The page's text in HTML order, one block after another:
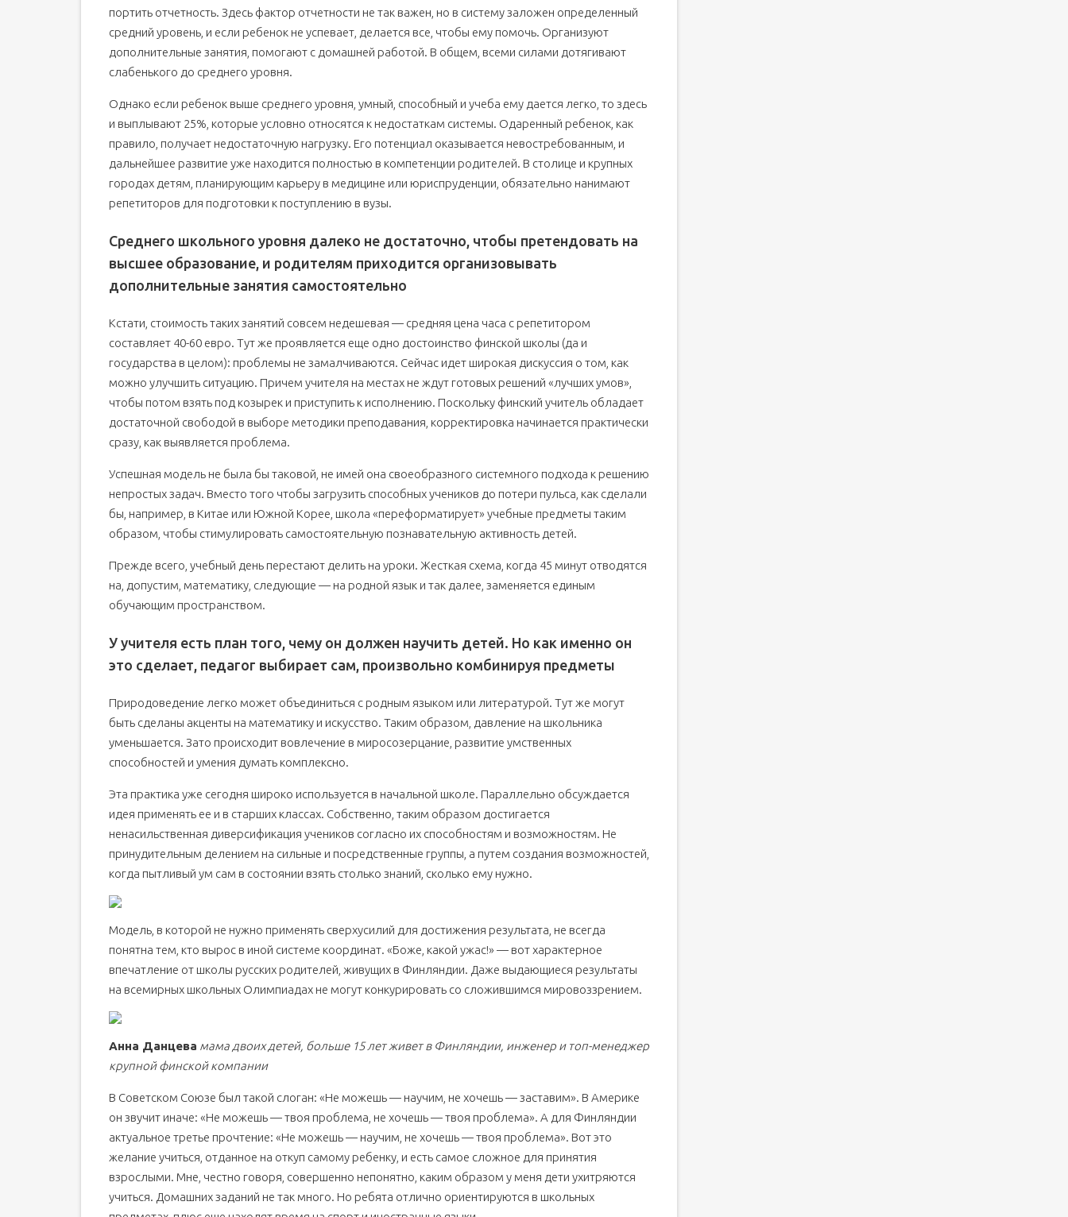
портить отчетность. Здесь фактор отчетности не так важен, но в систему заложен определенный
средний уровень, и если ребенок не успевает, делается все, чтобы ему помочь. Организуют
дополнительные занятия, помогают с домашней работой. В общем, всеми силами дотягивают
слабенького до среднего уровня.
Однако если ребенок выше среднего уровня, умный, способный и учеба ему дается легко, то здесь
и выплывают 25%, которые условно относятся к недостаткам системы. Одаренный ребенок, как
правило, получает недостаточную нагрузку. Его потенциал оказывается невостребованным, и
дальнейшее развитие уже находится полностью в компетенции родителей. В столице и крупных
городах детям, планирующим карьеру в медицине или юриспруденции, обязательно нанимают
репетиторов для подготовки к поступлению в вузы.
Среднего школьного уровня далеко не достаточно, чтобы претендовать на
высшее образование, и родителям приходится организовывать
дополнительные занятия самостоятельно
Кстати, стоимость таких занятий совсем недешевая — средняя цена часа с репетитором
составляет 40-60 евро. Тут же проявляется еще одно достоинство финской школы (да и
государства в целом): проблемы не замалчиваются. Сейчас идет широкая дискуссия о том, как
можно улучшить ситуацию. Причем учителя на местах не ждут готовых решений «лучших умов»,
чтобы потом взять под козырек и приступить к исполнению. Поскольку финский учитель обладает
достаточной свободой в выборе методики преподавания, корректировка начинается практически
сразу, как выявляется проблема.
Успешная модель не была бы таковой, не имей она своеобразного системного подхода к решению
непростых задач. Вместо того чтобы загрузить способных учеников до потери пульса, как сделали
бы, например, в Китае или Южной Корее, школа «переформатирует» учебные предметы таким
образом, чтобы стимулировать самостоятельную познавательную активность детей.
Прежде всего, учебный день перестают делить на уроки. Жесткая схема, когда 45 минут отводятся
на, допустим, математику, следующие — на родной язык и так далее, заменяется единым
обучающим пространством.
У учителя есть план того, чему он должен научить детей. Но как именно он
это сделает, педагог выбирает сам, произвольно комбинируя предметы
Природоведение легко может объединиться с родным языком или литературой. Тут же могут
быть сделаны акценты на математику и искусство. Таким образом, давление на школьника
уменьшается. Зато происходит вовлечение в миросозерцание, развитие умственных
способностей и умения думать комплексно.
Эта практика уже сегодня широко используется в начальной школе. Параллельно обсуждается
идея применять ее и в старших классах. Собственно, таким образом достигается
ненасильственная диверсификация учеников согласно их способностям и возможностям. Не
принудительным делением на сильные и посредственные группы, а путем создания возможностей,
когда пытливый ум сам в состоянии взять столько знаний, сколько ему нужно.
Модель, в которой не нужно применять сверхусилий для достижения результата, не всегда
понятна тем, кто вырос в иной системе координат. «Боже, какой ужас!» — вот характерное
впечатление от школы русских родителей, живущих в Финляндии. Даже выдающиеся результаты
на всемирных школьных Олимпиадах не могут конкурировать со сложившимся мировоззрением.
Анна Данцева мама двоих детей, больше 15 лет живет в Финляндии, инженер и топ-менеджер
крупной финской компании
В Советском Союзе был такой слоган: «Не можешь — научим, не хочешь — заставим». В Америке
он звучит иначе: «Не можешь — твоя проблема, не хочешь — твоя проблема». А для Финляндии
актуальное третье прочтение: «Не можешь — научим, не хочешь — твоя проблема». Вот это
желание учиться, отданное на откуп самому ребенку, и есть самое сложное для принятия
взрослыми. Мне, честно говоря, совершенно непонятно, каким образом у меня дети ухитряются
учиться. Домашних заданий не так много. Но ребята отлично ориентируются в школьных